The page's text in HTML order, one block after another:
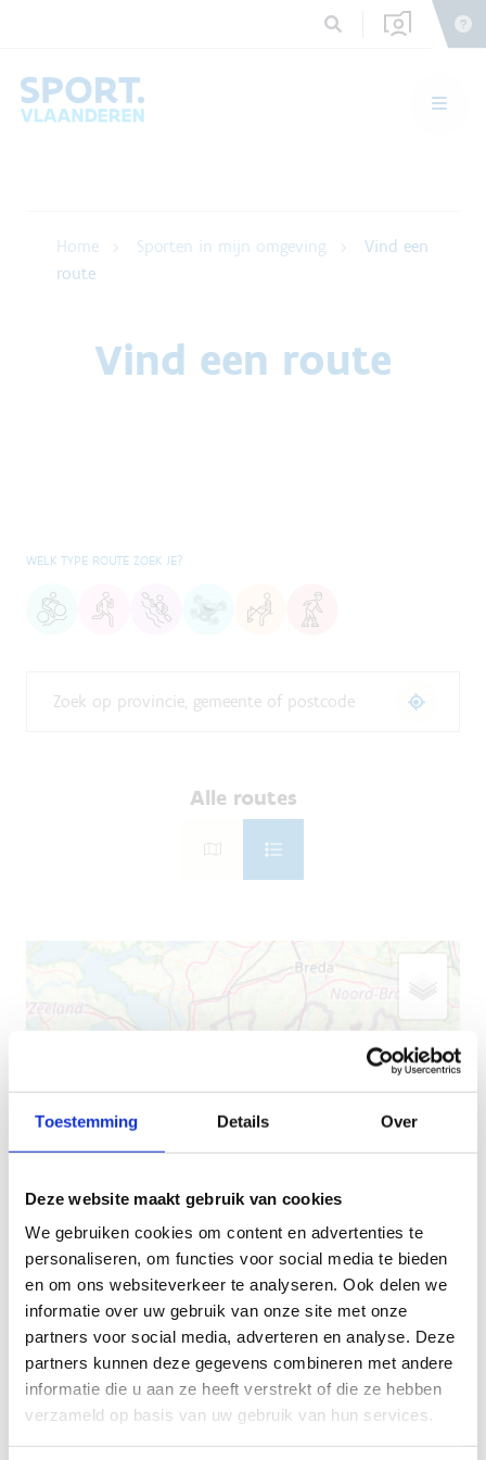
Toestemming Details Over
Deze website maakt gebruik van cookies
We gebruiken cookies om content en advertenties te
personaliseren, om functies voor social media te bieden
en om ons websiteverkeer te analyseren. Ook delen we
informatie over uw gebruik van onze site met onze
partners voor social media, adverteren en analyse. Deze
partners kunnen deze gegevens combineren met andere
informatie die u aan ze heeft verstrekt of die ze hebben
verzameld op basis van uw gebruik van hun services.
Home Sporten in mijn omgeving
Vind een
route
Vind een route
WELK TYPE ROUTE ZOEK JE?
Alle routes
+
−